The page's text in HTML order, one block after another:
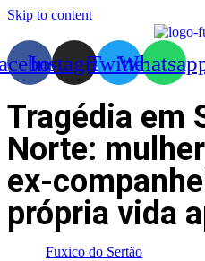
Skip to content
InstagramTwitter
Tragédia em
Norte:
ex-
própria vida
Fuxico do Sertão